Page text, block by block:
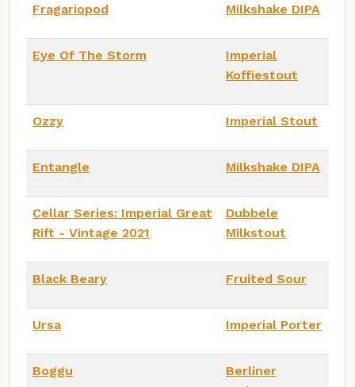
Fragariopod Milkshake DIPA
Eye Of The Storm
Imperial
Koffiestout
Ozzy Imperial Stout
Entangle Milkshake DIPA
Cellar Series: Imperial Great
Rift - Vintage 2021
Dubbele
Milkstout
Black Beary Fruited Sour
Ursa Imperial Porter
Boggu
Berliner